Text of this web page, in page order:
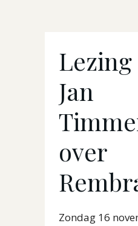
Lezing
Jan
over
Zondag 16